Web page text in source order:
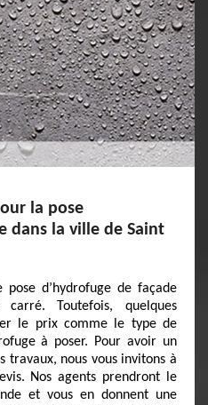
la pose
dans la ville de Saint
d’hydrofuge de façade
Toutefois, quelques
le prix comme le type de
à poser. Pour avoir un
nous vous invitons à
Nos agents prendront le
et vous en donnent une